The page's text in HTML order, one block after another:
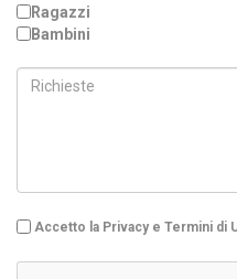
Ragazzi
Bambini
Accetto la Privacy e Termini di